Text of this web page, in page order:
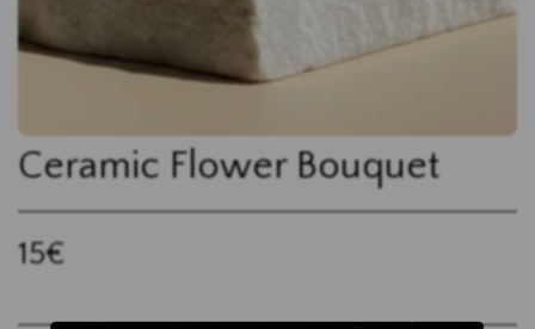
Ceramic Flower Bouquet
15€